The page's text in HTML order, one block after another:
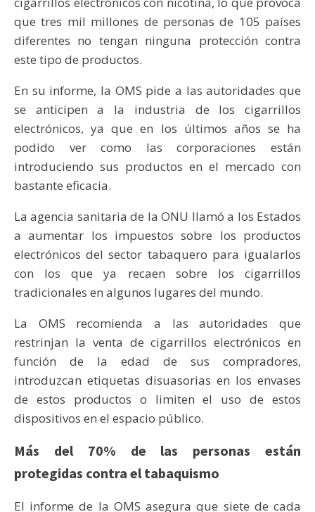
que tres mil millones de personas de 105 países
diferentes no tengan ninguna protección contra
este tipo de productos.
En su informe, la OMS pide a las autoridades que
se anticipen a la industria de los cigarrillos
electrónicos, ya que en los últimos años se ha
podido ver como las corporaciones están
introduciendo sus productos en el mercado con
bastante eficacia.
La agencia sanitaria de la ONU llamó a los Estados
a aumentar los impuestos sobre los productos
electrónicos del sector tabaquero para igualarlos
con los que ya recaen sobre los cigarrillos
tradicionales en algunos lugares del mundo.
La OMS recomienda a las autoridades que
restrinjan la venta de cigarrillos electrónicos en
función de la edad de sus compradores,
introduzcan etiquetas disuasorias en los envases
de estos productos o limiten el uso de estos
dispositivos en el espacio público.
Más del 70% de las personas están
protegidas contra el tabaquismo
El informe de la OMS asegura que siete de cada